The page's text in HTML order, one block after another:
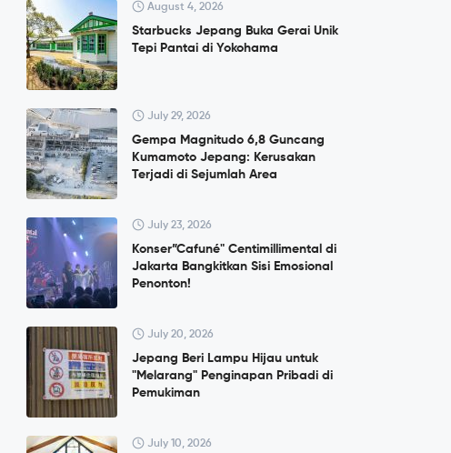
August 4, 2026
Starbucks Jepang Buka Gerai Unik
Tepi Pantai di Yokohama
July 29, 2026
Gempa Magnitudo 6,8 Guncang
Kumamoto Jepang: Kerusakan
Terjadi di Sejumlah Area
July 23, 2026
Konser”Cafuné" Centimillimental di
Jakarta Bangkitkan Sisi Emosional
Penonton!
July 20, 2026
Jepang Beri Lampu Hijau untuk
"Melarang" Penginapan Pribadi di
Pemukiman
July 10, 2026